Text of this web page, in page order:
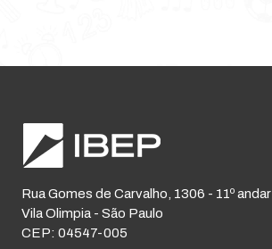
Rua Gomes de Carvalho, 1306 - 11º andar
Vila Olimpia - São Paulo
CEP: 04547-005